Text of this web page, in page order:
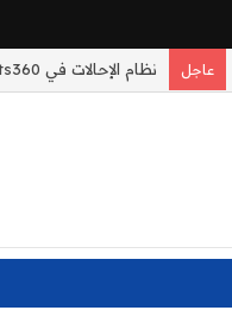
عاجل